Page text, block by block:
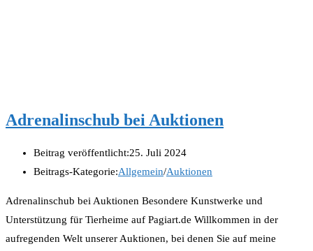
Adrenalinschub bei Auktionen
Beitrag veröffentlicht:25. Juli 2024
Beitrags-Kategorie:Allgemein/Auktionen
Adrenalinschub bei Auktionen Besondere Kunstwerke und
Unterstützung für Tierheime auf Pagiart.de Willkommen in der
aufregenden Welt unserer Auktionen, bei denen Sie auf meine